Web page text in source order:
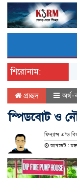
শিরোনাম:
প্রচ্ছদ অর্থ-
স্পিডবোট ও
ফিন্যান্স এন্ড
আপডেট :